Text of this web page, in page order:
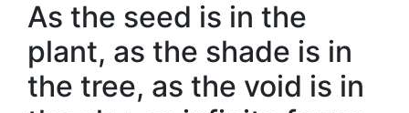
As the seed is in the
plant, as the shade is in
the tree, as the void is in